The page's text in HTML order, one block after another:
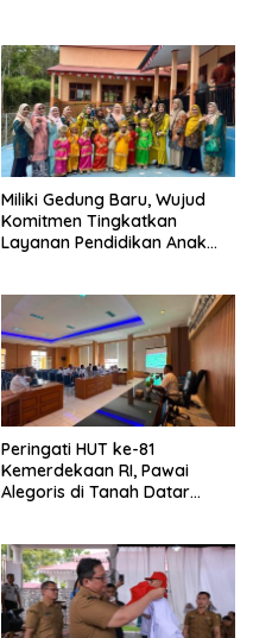
Miliki Gedung Baru, Wujud
Komitmen Tingkatkan
Layanan Pendidikan Anak
Peringati HUT ke-81
Kemerdekaan RI, Pawai
Alegoris di Tanah Datar